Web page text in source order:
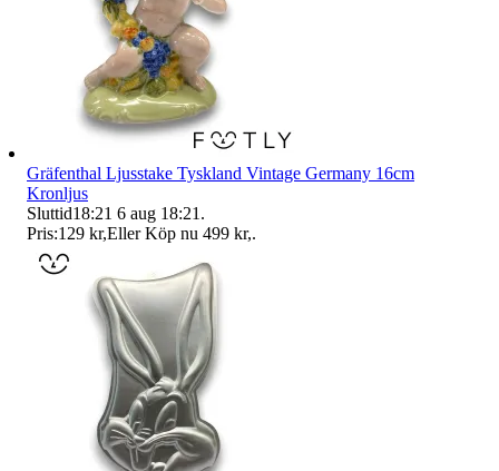
Gräfenthal Ljusstake Tyskland Vintage Germany 16cm
Kronljus
Sluttid18:21 6 aug 18:21 .
Pris:129 kr,Eller Köp nu 499 kr,.